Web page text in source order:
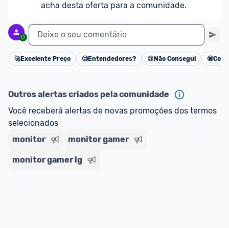
acha desta oferta para a comunidade.
0 Deixe o seu comentário
Cancelar
🚀Excelente Preço 🧐Entendedores? 😢 Não Consegui 🤩
Outros alertas criados pela comunidade
Você receberá alertas de novas promoções dos termos
selecionados
monitor
monitor gamer
monitor gamer lg